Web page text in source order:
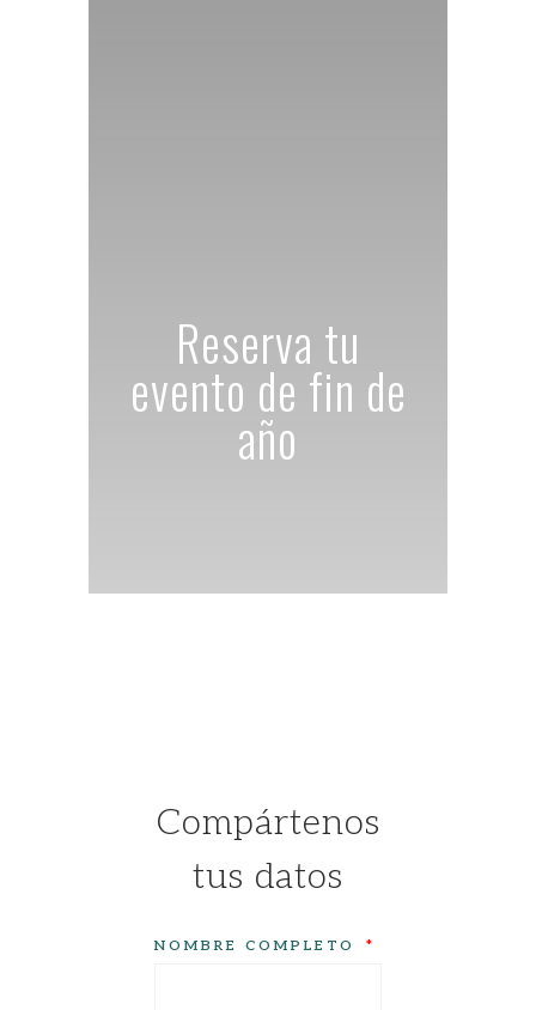
Reserva tu
evento de fin de
año
Compártenos
tus datos
NOMBRE COMPLETO